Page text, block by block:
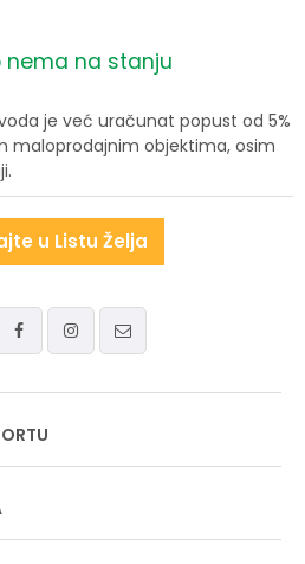
nema na stanju
je već uračunat popust od 5%
maloprodajnim objektima, osim
u Listu Želja